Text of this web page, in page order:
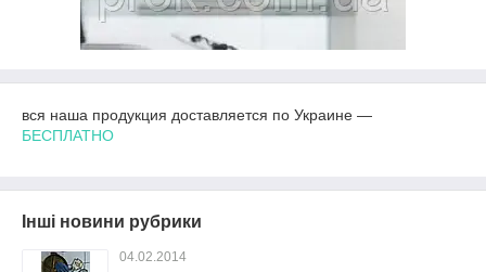
вся наша продукция доставляется по Украине —
БЕСПЛАТНО
Інші новини рубрики
04.02.2014